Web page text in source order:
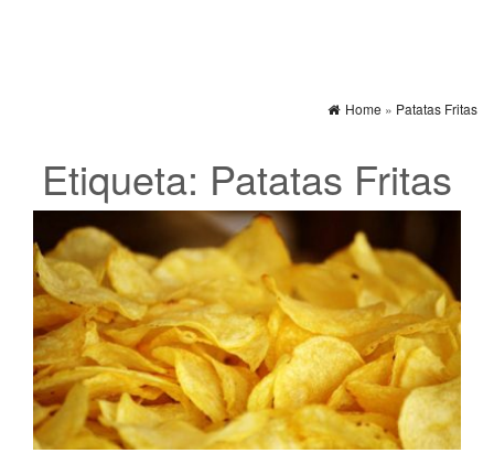
Home » Patatas Fritas
Etiqueta: Patatas Fritas